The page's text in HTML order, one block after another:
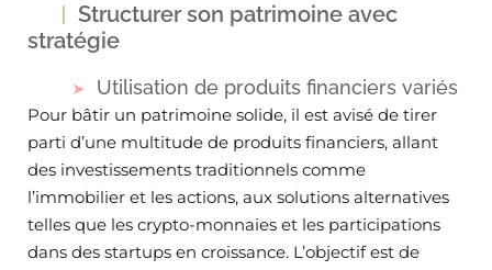
Structurer son patrimoine avec
stratégie
Utilisation de produits financiers variés
Pour bâtir un patrimoine solide, il est avisé de tirer
parti d’une multitude de produits financiers, allant
des investissements traditionnels comme
l’immobilier et les actions, aux solutions alternatives
telles que les crypto-monnaies et les participations
dans des startups en croissance. L’objectif est de